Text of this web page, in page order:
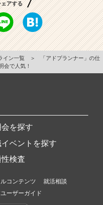
アする
イン一覧 ＞
「アドプランナー」の仕
会で人気！
を探す
イベントを探す
検査
コンテンツ
就活相談
ーザーガイド